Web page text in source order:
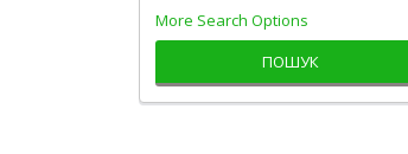
More Search Options
ПОШУК